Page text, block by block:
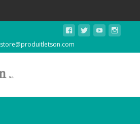
store@produitletson.com